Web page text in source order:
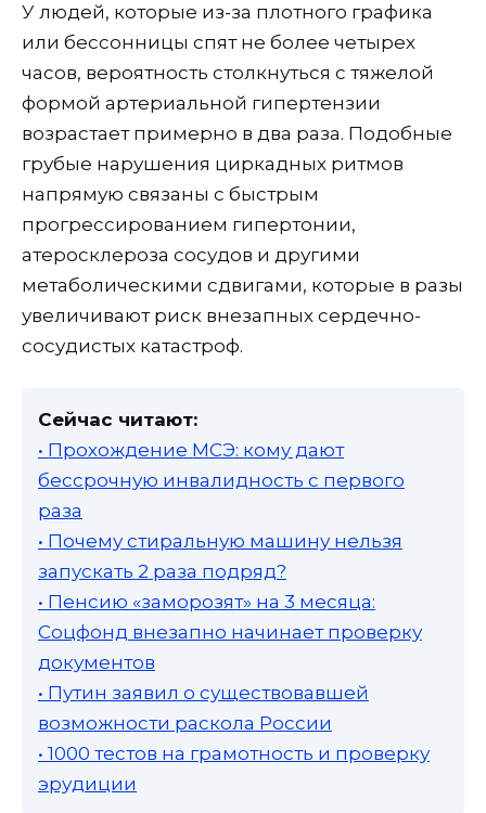
У людей, которые из-за плотного графика
или бессонницы спят не более четырех
часов, вероятность столкнуться с тяжелой
формой артериальной гипертензии
возрастает примерно в два раза. Подобные
грубые нарушения циркадных ритмов
напрямую связаны с быстрым
прогрессированием гипертонии,
атеросклероза сосудов и другими
метаболическими сдвигами, которые в разы
увеличивают риск внезапных сердечно-
сосудистых катастроф.
Сейчас читают:
• Прохождение МСЭ: кому дают
бессрочную инвалидность с первого
раза
• Почему стиральную машину нельзя
запускать 2 раза подряд?
• Пенсию «заморозят» на 3 месяца:
Соцфонд внезапно начинает проверку
документов
• Путин заявил о существовавшей
возможности раскола России
• 1000 тестов на грамотность и проверку
эрудиции